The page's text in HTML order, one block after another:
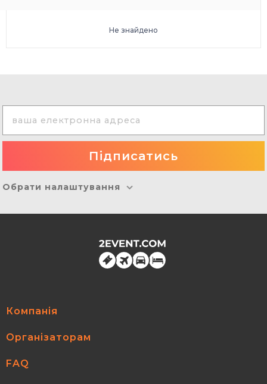
Не знайдено
Обрати налаштування
Компанія
Організаторам
FAQ